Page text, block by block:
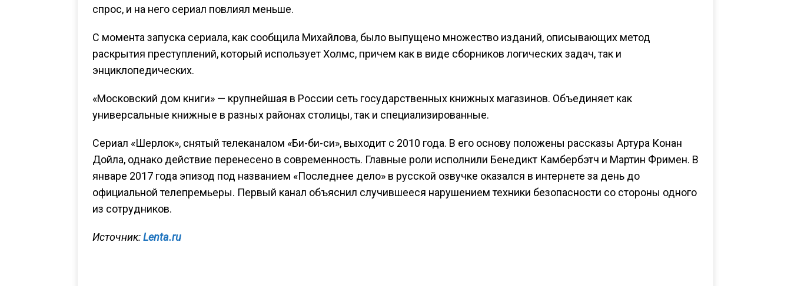
спрос, и на него сериал повлиял меньше.
С момента запуска сериала, как сообщила Михайлова, было выпущено множество изданий, описывающих метод
раскрытия преступлений, который использует Холмс, причем как в виде сборников логических задач, так и
энциклопедических.
«Московский дом книги» — крупнейшая в России сеть государственных книжных магазинов. Объединяет как
универсальные книжные в разных районах столицы, так и специализированные.
Сериал «Шерлок», снятый телеканалом «Би-би-си», выходит с 2010 года. В его основу положены рассказы Артура Конан
Дойла, однако действие перенесено в современность. Главные роли исполнили Бенедикт Камбербэтч и Мартин Фримен. В
январе 2017 года эпизод под названием «Последнее дело» в русской озвучке оказался в интернете за день до
официальной телепремьеры. Первый канал объяснил случившееся нарушением техники безопасности со стороны одного
из сотрудников.
Источник:Lenta.ru